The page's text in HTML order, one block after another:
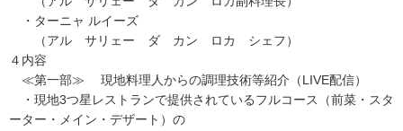
・ターニャ ルイーズ
（アル サリェー ダ カン ロカ シェフ）
４内容
≪第一部≫ 現地料理人からの調理技術等紹介（LIVE配信）
・現地3つ星レストランで提供されているフルコース（前菜・スタ
ーター・メイン・デザート）の